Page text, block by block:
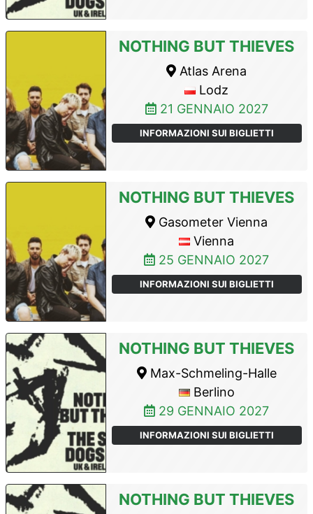
NOTHING BUT THIEVES
Atlas Arena
Lodz
21 GENNAIO 2027
INFORMAZIONI SUI BIGLIETTI
NOTHING BUT THIEVES
Gasometer Vienna
Vienna
25 GENNAIO 2027
INFORMAZIONI SUI BIGLIETTI
NOTHING BUT THIEVES
Max-Schmeling-Halle
Berlino
29 GENNAIO 2027
INFORMAZIONI SUI BIGLIETTI
NOTHING BUT THIEVES